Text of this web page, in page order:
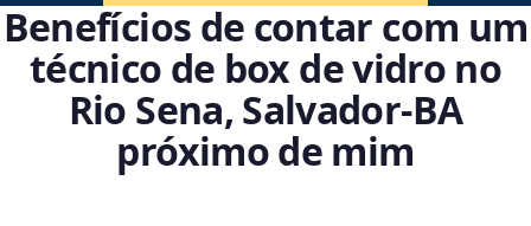
Benefícios de contar com um
técnico de box de vidro no
Rio Sena, Salvador‑BA
próximo de mim